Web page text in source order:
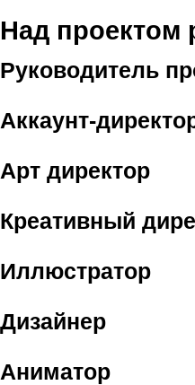
Над проектом
Руководитель
Аккаунт-
Арт директор
Креативный
Иллюстратор
Дизайнер
Аниматор